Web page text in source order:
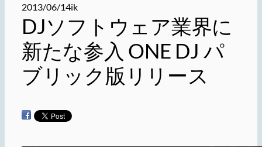
2013/06/14ik
DJソフトウェア業界に
新たな参入 ONE DJ パ
ブリック版リリース